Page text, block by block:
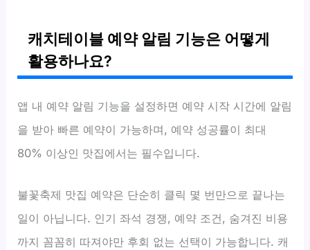
캐치테이블 예약 알림 기능은 어떻게
활용하나요?
앱 내 예약 알림 기능을 설정하면 예약 시작 시간에 알림
을 받아 빠른 예약이 가능하며, 예약 성공률이 최대
80% 이상인 맛집에서는 필수입니다.
불꽃축제 맛집 예약은 단순히 클릭 몇 번만으로 끝나는
일이 아닙니다. 인기 좌석 경쟁, 예약 조건, 숨겨진 비용
까지 꼼꼼히 따져야만 후회 없는 선택이 가능합니다. 캐